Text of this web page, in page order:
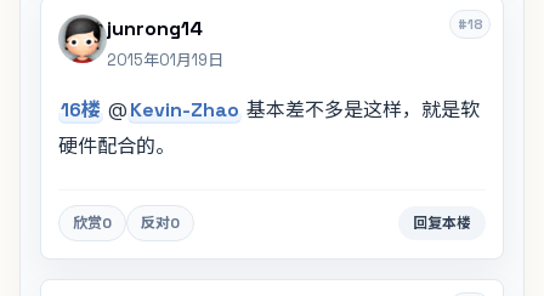
#18
junrong14
2015年01月19日
16楼 @Kevin-Zhao 基本差不多是这样，就是软
硬件配合的。
欣赏0 反对0 回复本楼